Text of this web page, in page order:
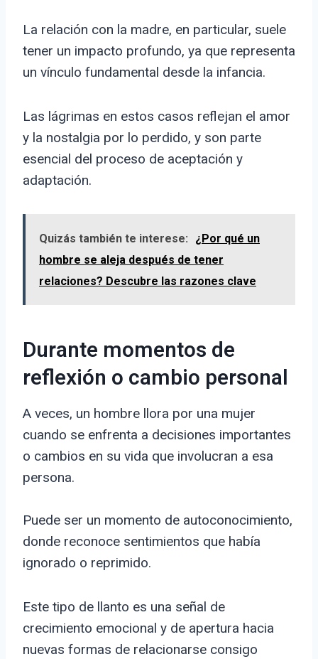
La relación con la madre, en particular, suele
tener un impacto profundo, ya que representa
un vínculo fundamental desde la infancia.
Las lágrimas en estos casos reflejan el amor
y la nostalgia por lo perdido, y son parte
esencial del proceso de aceptación y
adaptación.
Quizás también te interese:
¿Por qué un
hombre se aleja después de tener
relaciones? Descubre las razones clave
Durante momentos de
reflexión o cambio personal
A veces, un hombre llora por una mujer
cuando se enfrenta a decisiones importantes
o cambios en su vida que involucran a esa
persona.
Puede ser un momento de autoconocimiento,
donde reconoce sentimientos que había
ignorado o reprimido.
Este tipo de llanto es una señal de
crecimiento emocional y de apertura hacia
nuevas formas de relacionarse consigo